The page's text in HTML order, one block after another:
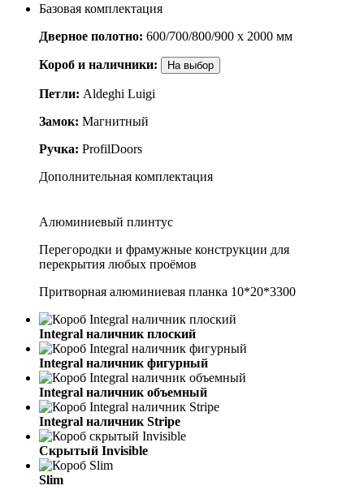
Базовая комплектация
Дверное полотно: 600/700/800/900 x 2000 мм
Короб и наличники: На выбор
Петли: Aldeghi Luigi
Замок: Магнитный
Ручка: ProfilDoors
Дополнительная комплектация
Алюминиевый плинтус
Перегородки и фрамужные конструкции для
перекрытия любых проёмов
Притворная алюминиевая планка 10*20*3300
Integral наличник плоский
Integral наличник фигурный
Integral наличник объемный
Integral наличник Stripe
Скрытый Invisible
Slim